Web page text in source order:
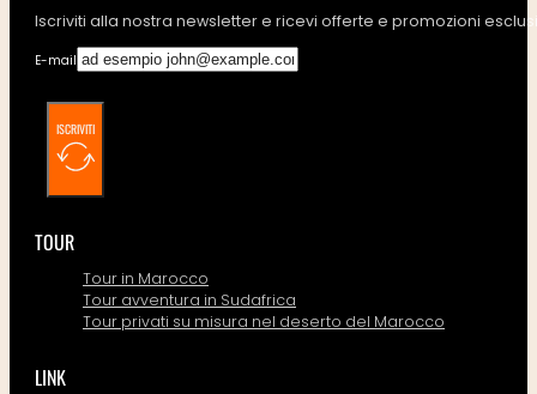
Iscriviti alla nostra newsletter e ricevi offerte e promozioni
E-mail
ISCRIVITI
TOUR
Tour in Marocco
Tour avventura in Sudafrica
Tour privati su misura nel deserto del Marocco
LINK